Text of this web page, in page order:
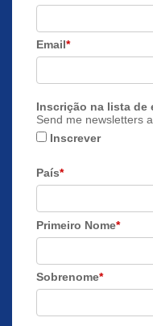
*
Email
Inscrição na lista de
Send me newsletters
Inscrever
*
País
*
Primeiro Nome
*
Sobrenome